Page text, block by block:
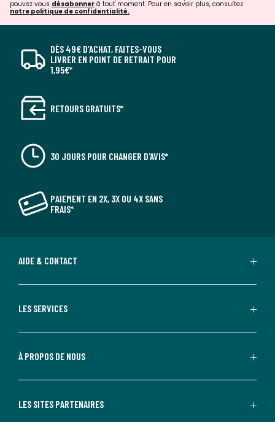
pouvez vous désabonner à tout moment. Pour en savoir plus, consultez
notre politique de confidentialité.
DÈS 49€ D’ACHAT, FAITES-VOUS
LIVRER EN POINT DE RETRAIT POUR
1,95€*
RETOURS GRATUITS*
30 JOURS POUR CHANGER D'AVIS*
PAIEMENT EN 2X, 3X OU 4X SANS
FRAIS*
AIDE & CONTACT
LES SERVICES
À PROPOS DE NOUS
LES SITES PARTENAIRES